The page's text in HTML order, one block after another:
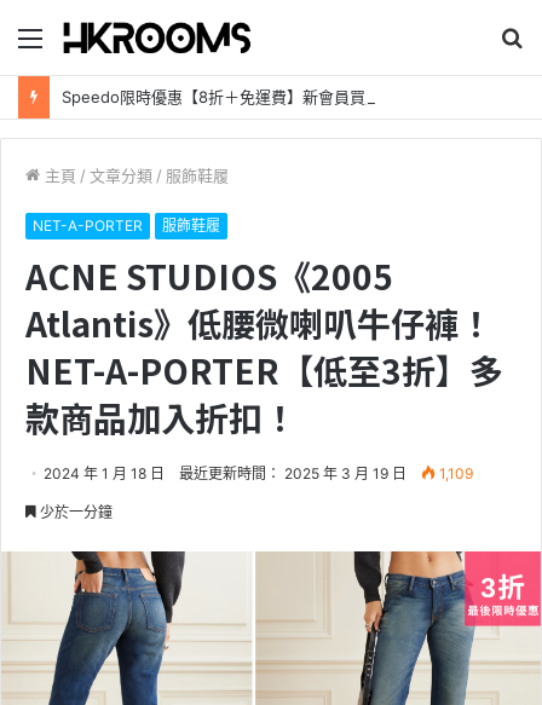
目
錄
尋
主頁 / 文章分類 / 服飾鞋履
NET-A-PORTER 服飾鞋履
ACNE STUDIOS《2005
Atlantis》低腰微喇叭牛仔褲！
NET-A-PORTER【低至3折】多
款商品加入折扣！
2024 年 1 月 18 日 最近更新時間： 2025 年 3 月 19 日 1,109
少於一分鐘